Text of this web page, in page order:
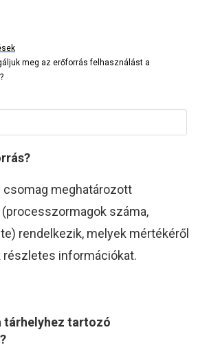
meg az erőforrás felhasználást a
csomag meghatározott
száma,
rendelkezik, melyek mértékéről
részletes információkat.
tárhelyhez tartozó